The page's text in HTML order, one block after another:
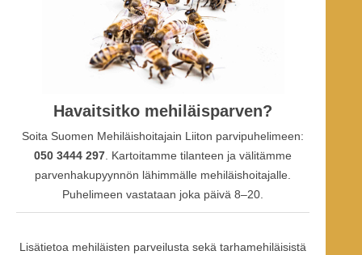
Facebook-ryhmä
Facebook-sivu
Facebook-profiili
Youtube
Havaitsitko mehiläisparven?
Soita Suomen Mehiläishoitajain Liiton parvipuhelimeen:
050 3444 297 . Kartoitamme tilanteen ja välitämme
parvenhakupyynnön lähimmälle mehiläishoitajalle.
Puhelimeen vastataan joka päivä 8–20.
Lisätietoa mehiläisten parveilusta sekä tarhamehiläisistä